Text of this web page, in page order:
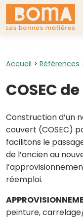
Accueil > Références
COSEC
Construction d’un
couvert (COSEC)
facilitons le
de l’ancien au
réemploi.
peinture,